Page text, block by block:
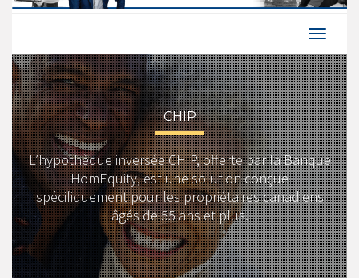
CHIP
L’hypothèque inversée CHIP, offerte par la Banque
HomEquity, est une solution conçue
spécifiquement pour les propriétaires canadiens
âgés de 55 ans et plus.